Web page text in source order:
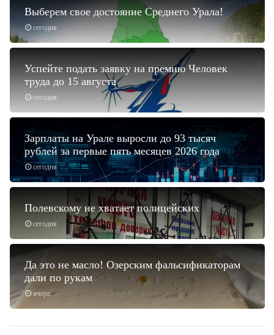
сегодня
Выберем свое достояние Среднего Урала!
сегодня
Успейте подать заявку на премию Человек
труда до 15 августа
сегодня
Зарплаты на Урале выросли до 93 тысяч
рублей за первые пять месяцев 2026 года
сегодня
Полевскому не хватает полицейских
вчера
Да это не масло! Озерским фальсификаторам
дали по рукам